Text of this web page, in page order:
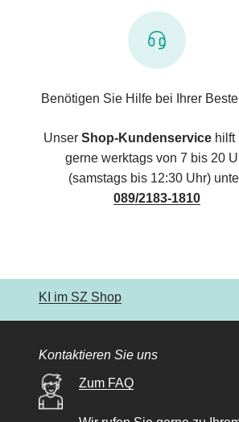
Benötigen Sie Hilfe bei Ihrer
Unser Shop-Kundenservice hilft
gerne werktags von 7 bis 20
(samstags bis 12:30 Uhr)
089/2183-1810
KI im SZ Shop
Kontaktieren Sie uns
Zum FAQ